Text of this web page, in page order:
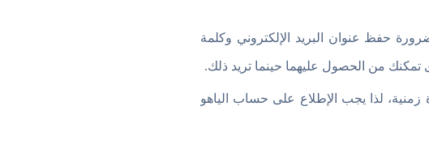
حفظ عنوان البريد الإلكتروني وكلمة
من الحصول عليهما حينما تريد ذلك.
لذا يجب الإطلاع على حساب الياهو